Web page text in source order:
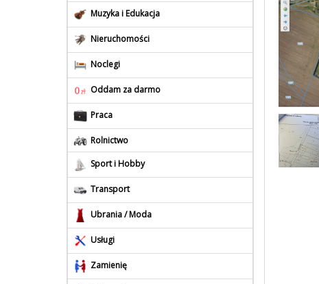
Muzyka i Edukacja
Nieruchomości
Noclegi
Oddam za darmo
Praca
Rolnictwo
Sport i Hobby
Transport
Ubrania / Moda
Usługi
Zamienię